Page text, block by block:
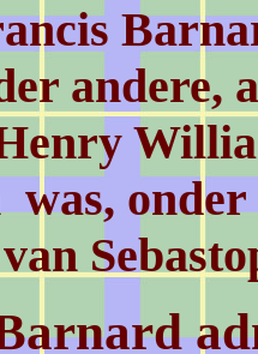
andere,
was,